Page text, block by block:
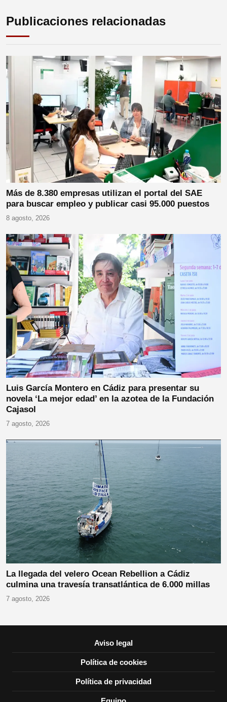
Publicaciones relacionadas
Más de 8.380 empresas utilizan el portal del SAE
para buscar empleo y publicar casi 95.000 puestos
8 agosto, 2026
Luis García Montero en Cádiz para presentar su
novela ‘La mejor edad’ en la azotea de la Fundación
Cajasol
7 agosto, 2026
La llegada del velero Ocean Rebellion a Cádiz
culmina una travesía transatlántica de 6.000 millas
7 agosto, 2026
Aviso legal
Política de cookies
Política de privacidad